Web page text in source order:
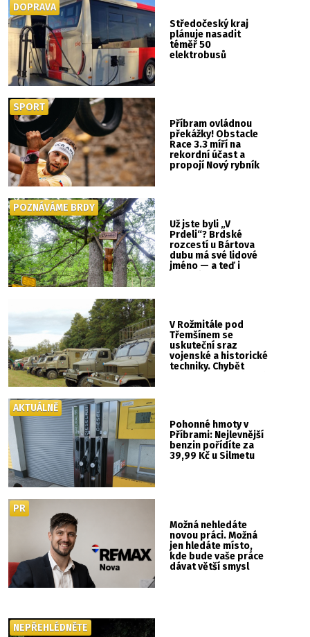
Středočeský kraj
plánuje nasadit
téměř 50
elektrobusů
DOPRAVA
Příbram ovládnou
překážky! Obstacle
Race 3.3 míří na
rekordní účast a
propojí Nový rybník
SPORT
Už jste byli „V
Prdeli“? Brdské
rozcestí u Bártova
dubu má své lidové
jméno — a teď i
POZNÁVÁME BRDY
V Rožmitále pod
Třemšínem se
uskuteční sraz
vojenské a historické
techniky. Chybět
Pohonné hmoty v
Příbrami: Nejlevnější
benzin pořídíte za
39,99 Kč u Silmetu
AKTUÁLNĚ
Možná nehledáte
novou práci. Možná
jen hledáte místo,
kde bude vaše práce
dávat větší smysl
PR
NEPŘEHLÉDNĚTE